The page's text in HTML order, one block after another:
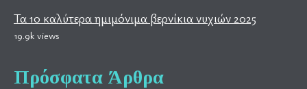
Τα 10 καλύτερα ημιμόνιμα βερνίκια νυχιών 2025
19.9k views
Πρόσφατα Άρθρα